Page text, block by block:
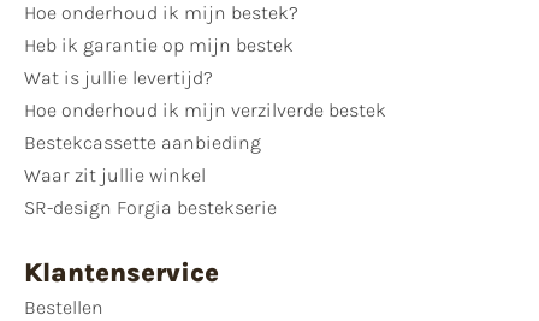
Hoe onderhoud ik mijn bestek?
Heb ik garantie op mijn bestek
Wat is jullie levertijd?
Hoe onderhoud ik mijn verzilverde bestek
Bestekcassette aanbieding
Waar zit jullie winkel
SR-design Forgia bestekserie
Klantenservice
Bestellen